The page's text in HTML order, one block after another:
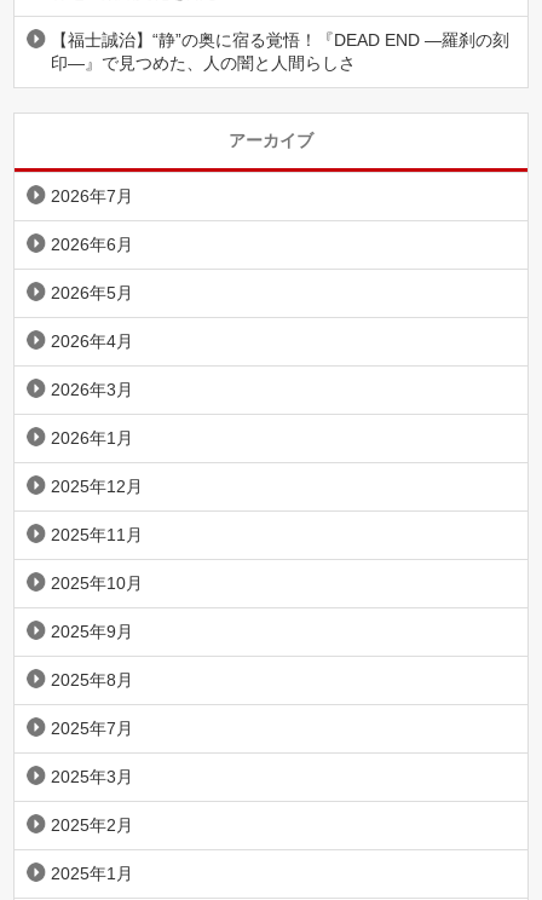
【福士誠治】“静”の奥に宿る覚悟！『DEAD END ―羅刹の刻
印―』で見つめた、人の闇と人間らしさ
アーカイブ
2026年7月
2026年6月
2026年5月
2026年4月
2026年3月
2026年1月
2025年12月
2025年11月
2025年10月
2025年9月
2025年8月
2025年7月
2025年3月
2025年2月
2025年1月